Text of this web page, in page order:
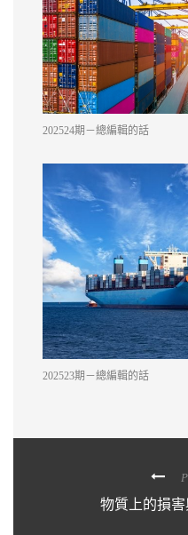
物質上的損
202524期－總編輯的話
202523期－總編輯的話